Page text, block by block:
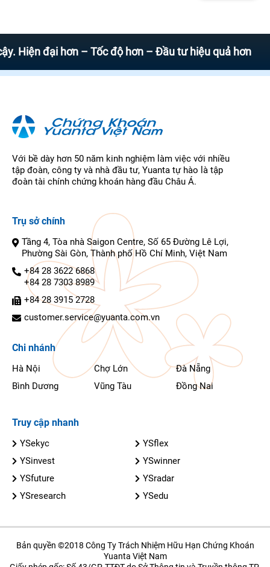
đại hơn – Tốc độ hơn – Đầu tư hiệu quả hơn
Với bề dày hơn 50 năm kinh nghiệm làm việc với nhiều
tập đoàn, công ty và nhà đầu tư, Yuanta tự hào là tập
đoàn tài chính chứng khoán hàng đầu Châu Á.
Trụ sở chính
Tầng 4, Tòa nhà Saigon Centre, Số 65 Đường Lê Lợi,
Phường Sài Gòn, Thành phố Hồ Chí Minh, Việt Nam
+84 28 3622 6868
+84 28 7303 8989
+84 28 3915 2728
customer.service@yuanta.com.vn
Chi nhánh
Hà Nội Chợ Lớn
Đà Nẵng
Bình Dương
Vũng Tàu Đồng Nai
Truy cập nhanh
YSekyc
YSflex
YSinvest
YSwinner
YSfuture
YSradar
YSresearch
YSedu
Bản quyền ©2018 Công Ty Trách Nhiệm Hữu Hạn Chứng Khoán
Yuanta Việt Nam